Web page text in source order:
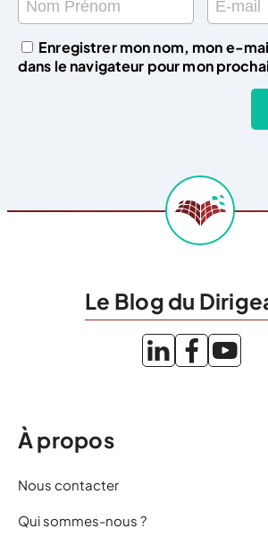
Enregistrer mon nom, mon e-
dans le navigateur pour mon
Le Blog du
À propos
Nous contacter
Qui sommes-nous ?